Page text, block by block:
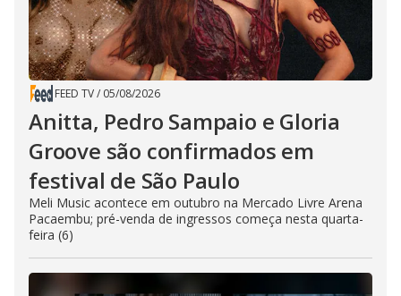
FEED TV/ 05/08/2026
Anitta, Pedro Sampaio e Gloria
Groove são confirmados em
festival de São Paulo
Meli Music acontece em outubro na Mercado Livre Arena
Pacaembu; pré-venda de ingressos começa nesta quarta-
feira (6)